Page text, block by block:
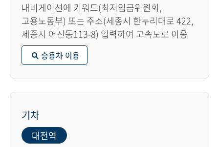
내비게이션에 키워드(최저임금위원회,
고용노동부) 또는 주소(세종시 한누리대로 422,
세종시 어진동113-8) 입력하여 고속도로 이용
승용차 이용
기차
대전역